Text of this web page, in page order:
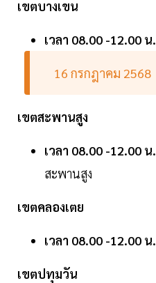
เขตบางเขน
เวลา 08.00 -12.00 น.
16 กรกฎาคม 2568
เขตสะพานสูง
เวลา 08.00 -12.00 น.
สะพานสูง
เขตคลองเตย
เวลา 08.00 -12.00 น.
เขตปทุมวัน